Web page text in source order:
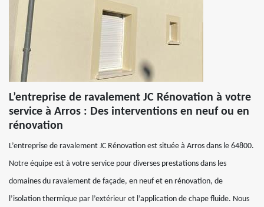
L’entreprise de ravalement JC Rénovation à votre
service à Arros : Des interventions en neuf ou en
rénovation
L’entreprise de ravalement JC Rénovation est située à Arros dans le 64800.
Notre équipe est à votre service pour diverses prestations dans les
domaines du ravalement de façade, en neuf et en rénovation, de
l’isolation thermique par l’extérieur et l’application de chape fluide. Nous